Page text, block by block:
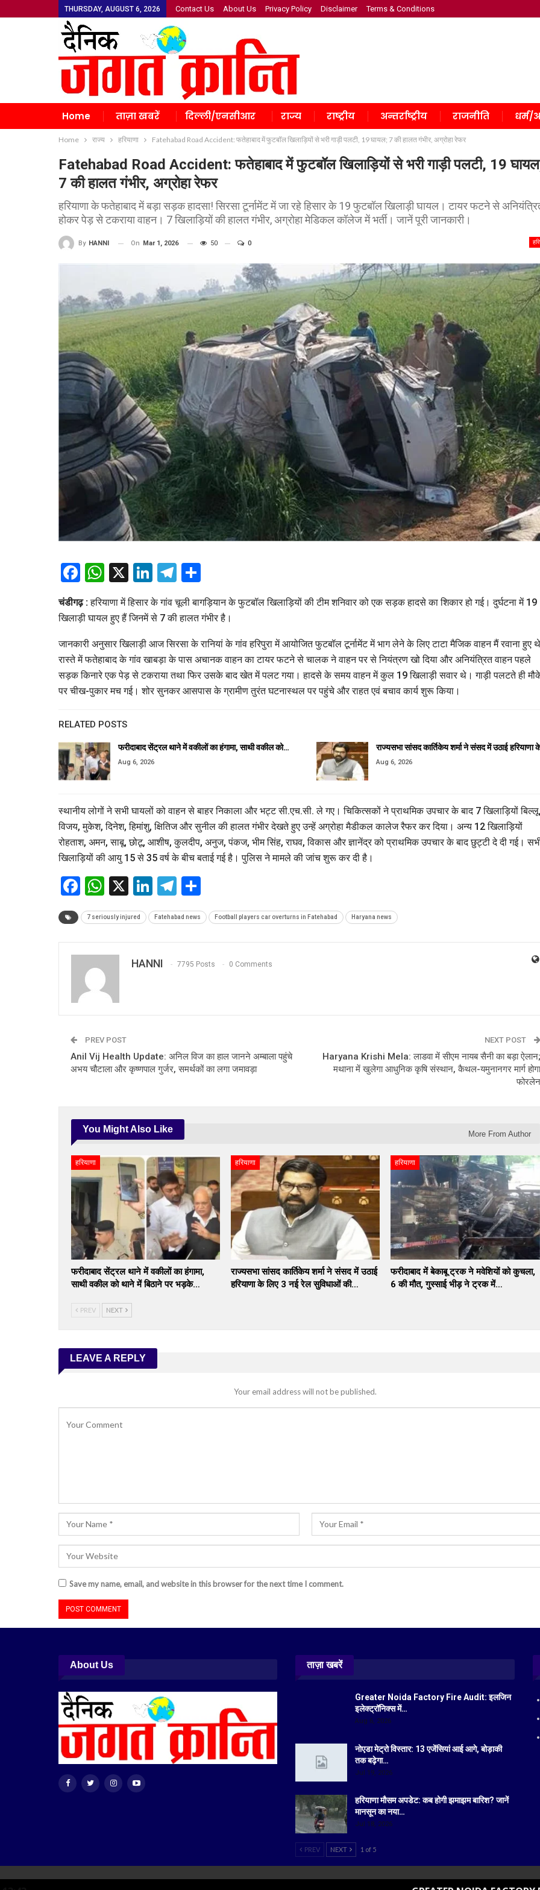
THURSDAY, AUGUST 6, 2026 Contact Us About Us Privacy Policy Disclaimer Terms & Conditions
Home ताज़ा खबरें दिल्ली/एनसीआर राज्य राष्ट्रीय अन्तर्राष्ट्रीय राजनीति धर्म/
Home राज्य हरियाणा Fatehabad Road Accident: फतेहाबाद में फुटबॉल खिलाड़ियों से भरी गाड़ी पलटी, 19 घायल; 7 की हालत गंभीर, अग्रोहा रेफर
Fatehabad Road Accident: फतेहाबाद में फुटबॉल खिलाड़ियों से भरी गाड़ी पलटी, 19
7 की हालत गंभीर, अग्रोहा रेफर
हरियाणा के फतेहाबाद में बड़ा सड़क हादसा! सिरसा टूर्नामेंट में जा रहे हिसार के 19 फुटबॉल खिलाड़ी घायल। टायर फटने से
होकर पेड़ से टकराया वाहन। 7 खिलाड़ियों की हालत गंभीर, अग्रोहा मेडिकल कॉलेज में भर्ती। जानें पूरी जानकारी।
By HANNI On Mar 1, 2026 50 0
Facebook
WhatsApp
X LinkedIn
Telegram
चंडीगढ़ :हरियाणा में हिसार के गांव चूली बागड़ियान के फुटबॉल खिलाड़ियों की टीम शनिवार को एक सड़क हादसे का शिकार हो गई। दुर्घटना में 19
खिलाड़ी घायल हुए हैं जिनमें से 7 की हालत गंभीर है।
जानकारी अनुसार खिलाड़ी आज सिरसा के रानियां के गांव हरिपुरा में आयोजित फुटबॉल टूर्नामेंट में भाग लेने के लिए टाटा मैजिक वाहन मैं रवाना हुए
रास्ते में फतेहाबाद के गांव खाबड़ा के पास अचानक वाहन का टायर फटने से चालक ने वाहन पर से नियंत्रण खो दिया और अनियंत्रित वाहन पहले
सड़क किनारे एक पेड़ से टकराया तथा फिर उसके बाद खेत में पलट गया। हादसे के समय वाहन में कुल 19 खिलाड़ी सवार थे। गाड़ी पलटते ही
पर चीख-पुकार मच गई। शोर सुनकर आसपास के ग्रामीण तुरंत घटनास्थल पर पहुंचे और राहत एवं बचाव कार्य शुरू किया।
RELATED POSTS
फरीदाबाद सेंट्रल थाने में वकीलों का हंगामा, साथी वकील को…
Aug 6, 2026
राज्यसभा सांसद कार्तिकेय शर्मा ने संसद में उठाई हरियाणा
Aug 6, 2026
स्थानीय लोगों ने सभी घायलों को वाहन से बाहर निकाला और भट्ट सी.एच.सी. ले गए। चिकित्सकों ने प्राथमिक उपचार के बाद 7 खिलाड़ियों बिल्लू,
विजय, मुकेश, दिनेश, हिमांशु, क्षितिज और सुनील की हालत गंभीर देखते हुए उन्हें अग्रोहा मैडीकल कालेज रैफर कर दिया। अन्य 12 खिलाड़ियों
रोहताश, अमन, साबू, छोटू, आशीष, कुलदीप, अनुज, पंकज, भीम सिंह, राघव, विकास और ज्ञानेंद्र को प्राथमिक उपचार के बाद छुट्टी दे दी गई।
खिलाड़ियों की आयु 15 से 35 वर्ष के बीच बताई गई है। पुलिस ने मामले की जांच शुरू कर दी है।
Facebook
WhatsApp
X LinkedIn
Telegram
7 seriously injured Fatehabad news Football players car overturns in Fatehabad Haryana news
HANNI 7795 Posts 0 Comments
PREV POST
Anil Vij Health Update: अनिल विज का हाल जानने अम्बाला पहुंचे
अभय चौटाला और कृष्णपाल गुर्जर, समर्थकों का लगा जमावड़ा
NEXT POST
Haryana Krishi Mela: लाडवा में सीएम नायब सैनी का बड़ा ऐलान;
मथाना में खुलेगा आधुनिक कृषि संस्थान, कैथल-यमुनानगर मार्ग होगा
फोरलेन
You Might Also Like More From Author
हरियाणा
फरीदाबाद सेंट्रल थाने में वकीलों का हंगामा,
साथी वकील को थाने में बिठाने पर भड़के…
हरियाणा
राज्यसभा सांसद कार्तिकेय शर्मा ने संसद में उठाई
हरियाणा के लिए 3 नई रेल सुविधाओं की…
हरियाणा
फरीदाबाद में बेकाबू ट्रक ने मवेशियों को कुचला,
6 की मौत, गुस्साई भीड़ ने ट्रक में…
PREV NEXT
LEAVE A REPLY
Your email address will not be published.
Save my name, email, and website in this browser for the next time I comment.
About Us ताज़ा खबरें
Greater Noida Factory Fire Audit: इलजिन
इलेक्ट्रॉनिक्स में…
Aug 6, 2026
नोएडा मेट्रो विस्तार: 13 एजेंसियां आई आगे, बोड़ाकी
तक बढ़ेगा…
Jul 19, 2026
हरियाणा मौसम अपडेट: कब होगी झमाझम बारिश? जानें
मानसून का नया…
Jul 18, 2026
PREV NEXT 1 of 5